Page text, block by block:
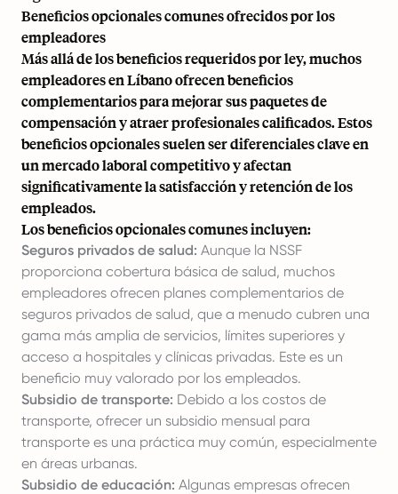
Beneficios opcionales comunes ofrecidos por los
empleadores
Más allá de los beneficios requeridos por ley, muchos
empleadores en Líbano ofrecen beneficios
complementarios para mejorar sus paquetes de
compensación y atraer profesionales calificados. Estos
beneficios opcionales suelen ser diferenciales clave en
un mercado laboral competitivo y afectan
significativamente la satisfacción y retención de los
empleados.
Los beneficios opcionales comunes incluyen:
Seguros privados de salud: Aunque la NSSF
proporciona cobertura básica de salud, muchos
empleadores ofrecen planes complementarios de
seguros privados de salud, que a menudo cubren una
gama más amplia de servicios, límites superiores y
acceso a hospitales y clínicas privadas. Este es un
beneficio muy valorado por los empleados.
Subsidio de transporte: Debido a los costos de
transporte, ofrecer un subsidio mensual para
transporte es una práctica muy común, especialmente
en áreas urbanas.
Subsidio de educación: Algunas empresas ofrecen